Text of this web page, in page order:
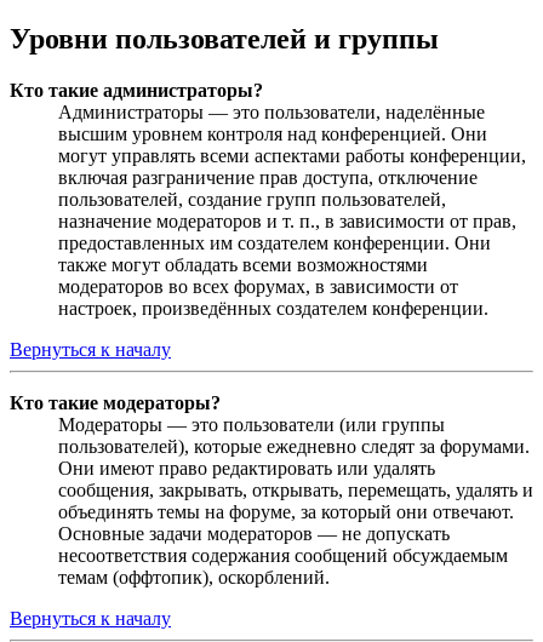
Уровни пользователей и группы
Кто такие администраторы?
Администраторы — это пользователи, наделённые
высшим уровнем контроля над конференцией. Они
могут управлять всеми аспектами работы конференции,
включая разграничение прав доступа, отключение
пользователей, создание групп пользователей,
назначение модераторов и т. п., в зависимости от прав,
предоставленных им создателем конференции. Они
также могут обладать всеми возможностями
модераторов во всех форумах, в зависимости от
настроек, произведённых создателем конференции.
Вернуться к началу
Кто такие модераторы?
Модераторы — это пользователи (или группы
пользователей), которые ежедневно следят за форумами.
Они имеют право редактировать или удалять
сообщения, закрывать, открывать, перемещать, удалять и
объединять темы на форуме, за который они отвечают.
Основные задачи модераторов — не допускать
несоответствия содержания сообщений обсуждаемым
темам (оффтопик), оскорблений.
Вернуться к началу